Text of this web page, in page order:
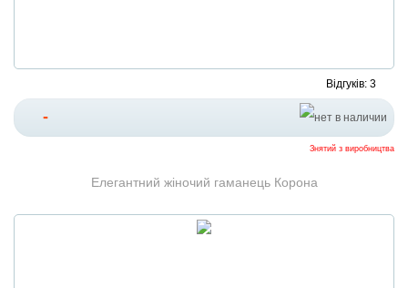
Відгуків: 3
-
Знятий з виробництва
Елегантний жіночий гаманець Корона